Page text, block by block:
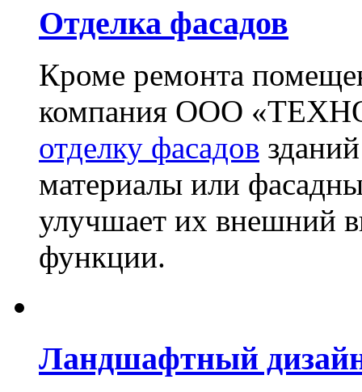
Отделка фасадов
Кроме ремонта
компания ООО
отделку фасадов
материалы или
улучшает их внешний
функции.
Ландшафтный